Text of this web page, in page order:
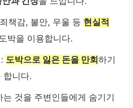
책감, 불안, 우울 등 현실적
박을 이용합니다.
도박으로 잃은 돈을 만회하기
합니다.
는 것을 주변인들에게 숨기기